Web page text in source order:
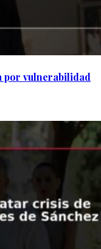
por vulnerabilidad